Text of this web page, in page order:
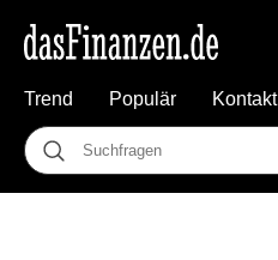
Trend Populär Kontakt